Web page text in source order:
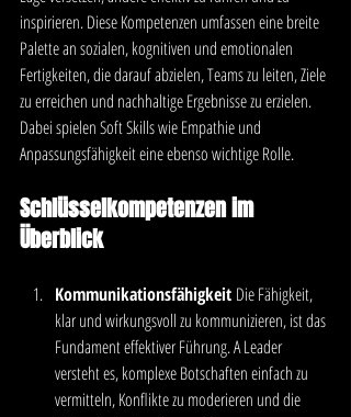
inspirieren. Diese Kompetenzen umfassen eine breite
Palette an sozialen, kognitiven und emotionalen
Fertigkeiten, die darauf abzielen, Teams zu leiten, Ziele
zu erreichen und nachhaltige Ergebnisse zu erzielen.
Dabei spielen Soft Skills wie Empathie und
Anpassungsfähigkeit eine ebenso wichtige Rolle.
Schlüsselkompetenzen im
Überblick
Kommunikationsfähigkeit Die Fähigkeit,
klar und wirkungsvoll zu kommunizieren, ist das
Fundament effektiver Führung. A Leader
versteht es, komplexe Botschaften einfach zu
vermitteln, Konflikte zu moderieren und die